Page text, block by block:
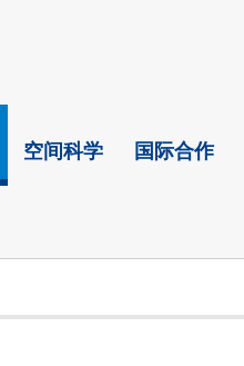
空间科学 国际合作